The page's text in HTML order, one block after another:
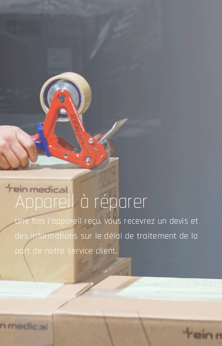
Appareil à réparer
Une fois l’appareil reçu, vous recevrez un devis et
des informations sur le délai de traitement de la
part de notre service client.